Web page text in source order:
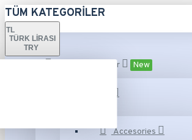
TÜM KATEGORILER
TL
TÜRK LIRASI
TRY
Tüm Kategoriler New
Accesories